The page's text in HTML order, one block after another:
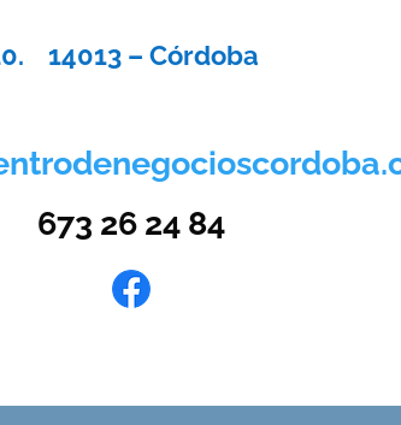
14013 – Córdoba
673 26 24 84